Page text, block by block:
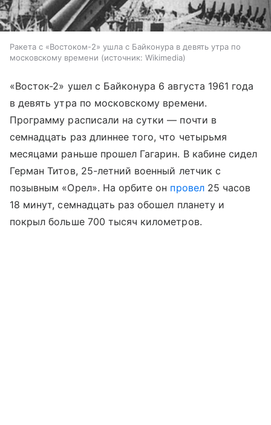
Ракета с «Востоком-2» ушла с Байконура в девять утра по
московскому времени
источник: Wikimedia
«Восток-2» ушел с Байконура 6 августа 1961 года
в девять утра по московскому времени.
Программу расписали на сутки — почти в
семнадцать раз длиннее того, что четырьмя
месяцами раньше прошел Гагарин. В кабине сидел
Герман Титов, 25-летний военный летчик с
позывным «Орел». На орбите он провел25 часов
18 минут, семнадцать раз обошел планету и
покрыл больше 700 тысяч километров.